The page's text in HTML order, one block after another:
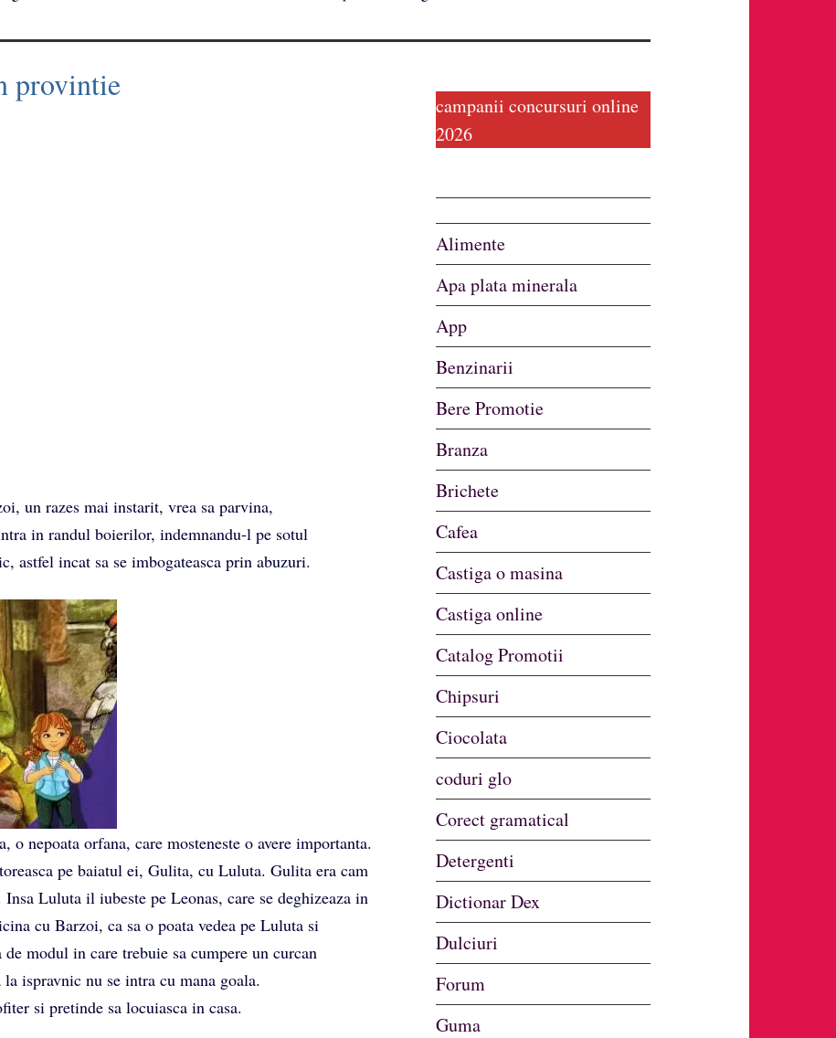
provintie
un razes mai instarit, vrea sa parvina,
in randul boierilor, indemnandu-l pe sotul
astfel incat sa se imbogateasca prin abuzuri.
nepoata orfana, care mosteneste o avere importanta.
pe baiatul ei, Gulita, cu Luluta. Gulita era cam
Luluta il iubeste pe Leonas, care se deghizeaza in
cu Barzoi, ca sa o poata vedea pe Luluta si
de modul in care trebuie sa cumpere un curcan
ispravnic nu se intra cu mana goala.
si pretinde sa locuiasca in casa.
campanii concursuri online
2026
Alimente
Apa plata minerala
App
Benzinarii
Bere Promotie
Branza
Brichete
Cafea
Castiga o masina
Castiga online
Catalog Promotii
Chipsuri
Ciocolata
coduri glo
Corect gramatical
Detergenti
Dictionar Dex
Dulciuri
Forum
Guma